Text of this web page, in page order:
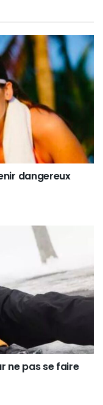
dangereux
ne pas se faire